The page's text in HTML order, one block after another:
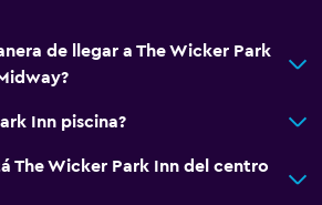
de llegar a The Wicker Park
Inn piscina?
The Wicker Park Inn del centro